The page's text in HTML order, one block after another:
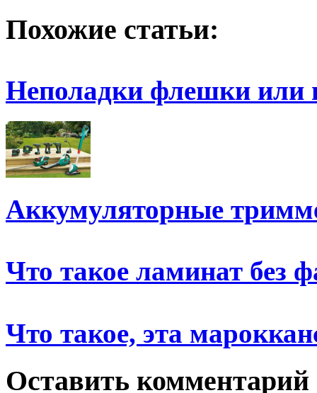
Похожие статьи:
Неполадки флешки или
Аккумуляторные
Что такое ламинат без
Что такое, эта
Оставить комментарий